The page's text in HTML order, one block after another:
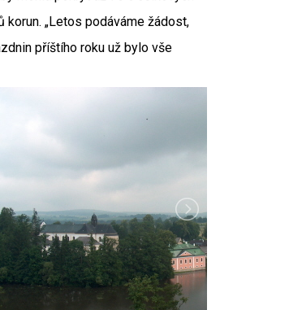
korun. „Letos podáváme žádost,
příštího roku už bylo vše